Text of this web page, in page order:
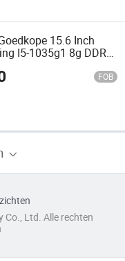
15.6 Inch
I5-1035g1 8g DDR
Gaming Laptop
FOB
Ltd. Alle rechten